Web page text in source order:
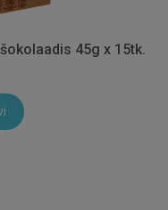
45g x 15tk.